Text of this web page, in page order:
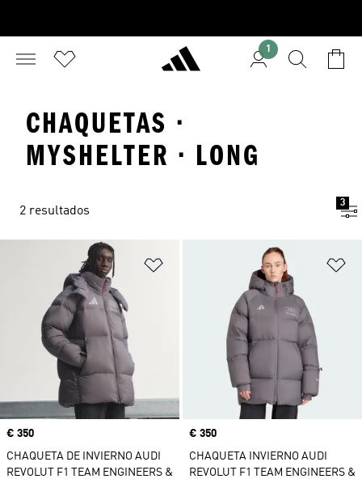
1
CHAQUETAS ·
MYSHELTER · LONG
2 resultados
3
Añadir a la lista de deseos
Precio
€ 350
CHAQUETA DE INVIERNO AUDI
REVOLUT F1 TEAM ENGINEERS &
Precio
€ 350
CHAQUETA INVIERNO AUDI
REVOLUT F1 TEAM ENGINEERS &